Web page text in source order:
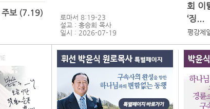
주보 (7.19)
이미지 없음
로마서 8:19-23
설교 : 홍승희 목사
일시 : 2026-07-19
회 이
‘징...
평강제